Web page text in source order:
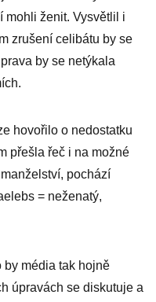
mohli ženit. Vysvětlil i
zrušení celibátu by se
by se netýkala
hovořilo o nedostatku
přešla řeč i na možné
pochází
= neženatý,
by média tak hojně
úpravách se diskutuje a